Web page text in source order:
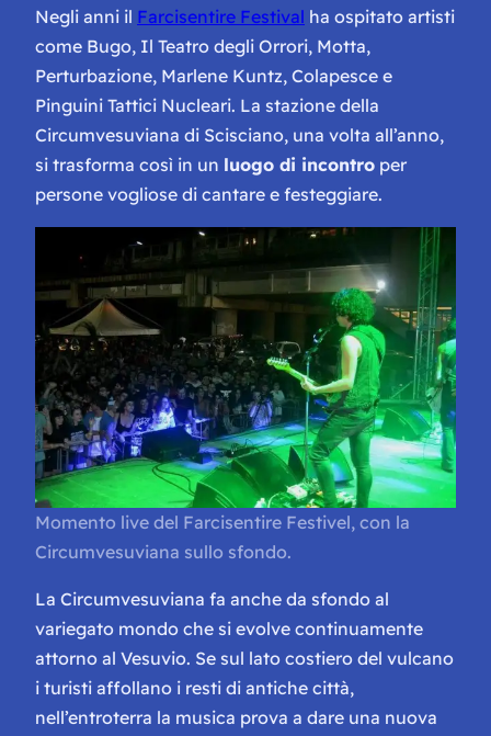
Negli anni il Farcisentire Festival ha ospitato artisti
come Bugo, Il Teatro degli Orrori, Motta,
Perturbazione, Marlene Kuntz, Colapesce e
Pinguini Tattici Nucleari. La stazione della
Circumvesuviana di Scisciano, una volta all’anno,
si trasforma così in un luogo di incontro per
persone vogliose di cantare e festeggiare.
Momento live del Farcisentire Festivel, con la
Circumvesuviana sullo sfondo.
La Circumvesuviana fa anche da sfondo al
variegato mondo che si evolve continuamente
attorno al Vesuvio. Se sul lato costiero del vulcano
i turisti affollano i resti di antiche città,
nell’entroterra la musica prova a dare una nuova